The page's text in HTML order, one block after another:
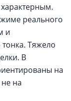
реального
и
Тяжело
В
на
на